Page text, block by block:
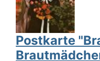
Postkarte